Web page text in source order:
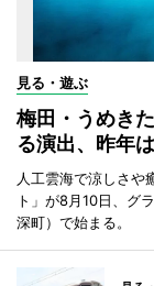
見る・遊ぶ
梅田・うめき
る演出、昨年
人工雲海で涼しさや
ト」が8月10日、グ
深町）で始まる。